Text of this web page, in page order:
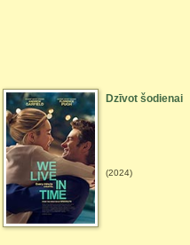
Dzīvot šodienai
(2024)